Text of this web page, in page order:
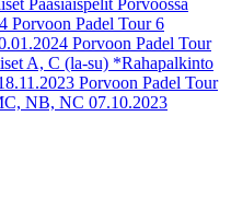
Porvoon Padel Tour 6
Porvoon Padel Tour
A, C (la-su) *Rahapalkinto
Porvoon Padel Tour
NB, NC 07.10.2023